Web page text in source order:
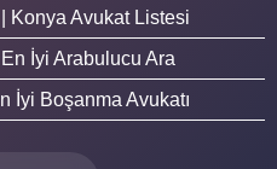
Konya Avukat Listesi
İyi Arabulucu Ara
İyi Boşanma Avukatı